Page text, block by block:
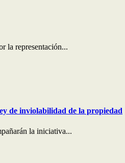
la representación...
de inviolabilidad de la propiedad
la iniciativa...